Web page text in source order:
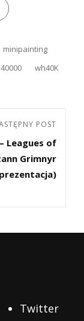
minipainting
wh40K
POST
Leagues of
Grimnyr
Twitter